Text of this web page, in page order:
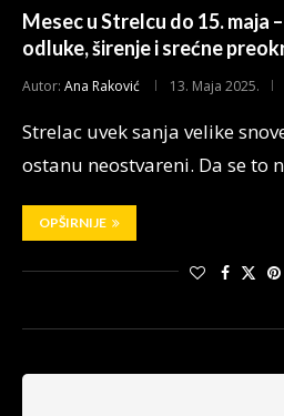
Mesec u Strelcu do 15. maja
odluke, širenje i srećne
Autor: Ana Raković 13. Maja 2025.
Strelac uvek sanja velike
ostanu neostvareni. Da se to
OPŠIRNIJE